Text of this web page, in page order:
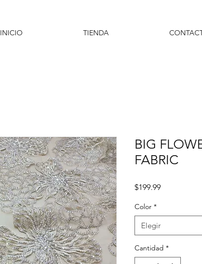
INICIO TIENDA
BIG
FABRIC
$199.99Precio
Color *
Elegir
Cantidad *